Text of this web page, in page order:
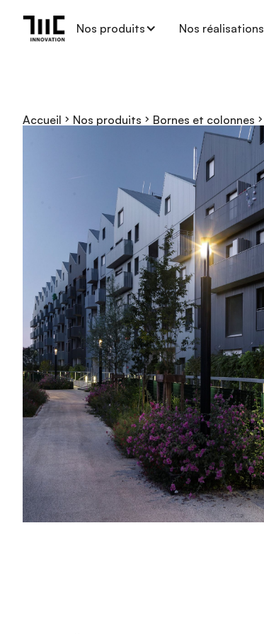
Nos produits Nos réalisations
Accueil Nos produits Bornes et colonnes